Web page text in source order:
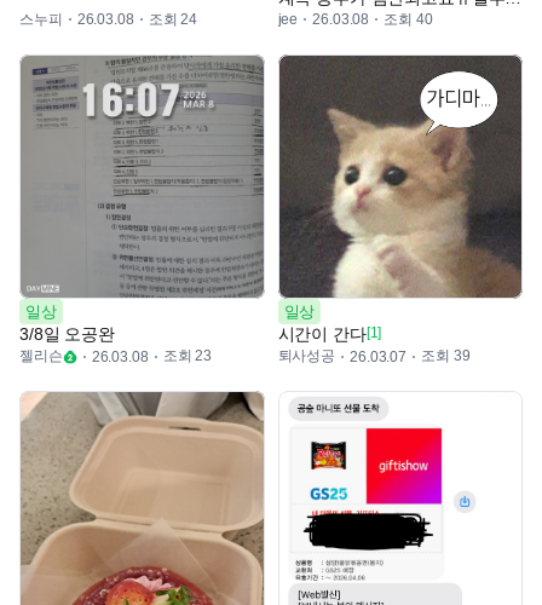
스누피 26.03.08 조회 24 jee 26.03.08 조회 40
일상
3/8일 오공완
젤리슨 26.03.08 조회 23
일상
시간이 간다[1]
퇴사성공
26.03.07 조회 39